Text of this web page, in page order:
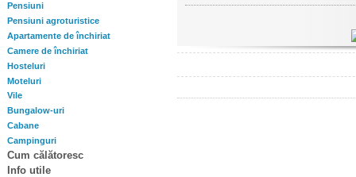
Pensiuni
Pensiuni agroturistice
Apartamente de închiriat
Camere de închiriat
Hosteluri
Moteluri
Vile
Bungalow-uri
Cabane
Campinguri
Cum călătoresc
Info utile